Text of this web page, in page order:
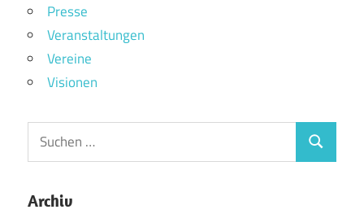
Presse
Veranstaltungen
Vereine
Visionen
Archiv